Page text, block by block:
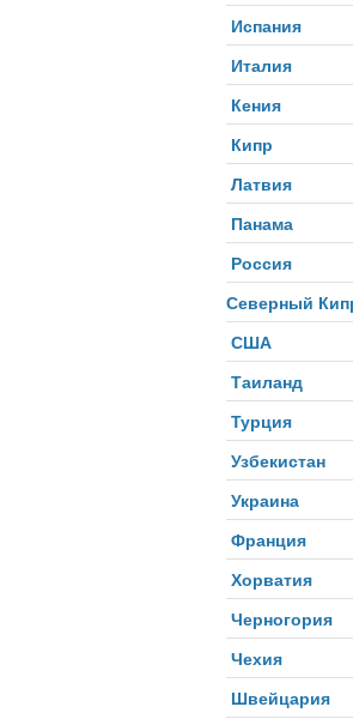
Испания
Италия
Кения
Кипр
Латвия
Панама
Россия
Северный
США
Таиланд
Турция
Узбекистан
Украина
Франция
Хорватия
Черногория
Чехия
Швейцария